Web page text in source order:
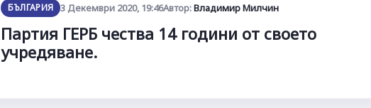
БЪЛГАРИЯ 3 Декември 2020, 19:46Автор:Владимир Милчин
Партия ГЕРБ чества 14 години от своето
учредяване.